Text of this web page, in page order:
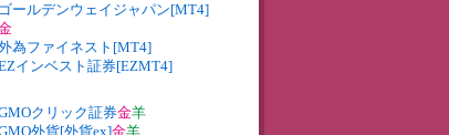
ゴールデンウェイジャパン[MT4]
為ファイネスト[MT4]
インベスト証券[EZMT4]
クリック証券金羊
外貨[外貨ex]金羊